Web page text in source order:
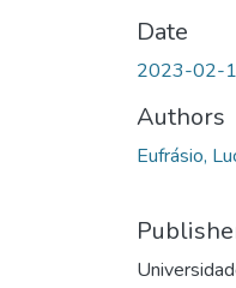
Date
2023-02-
Authors
Eufrásio,